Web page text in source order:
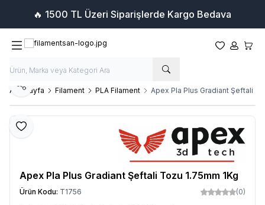
🔥 1500 TL Üzeri Siparişlerde Kargo Bedava
Favorilerim
Hesabım
Ana Sayfa Filament PLA Filament Apex Pla Plus Gradiant Şeftali
Favoriye Ekle
Paylaş
Apex Pla Plus Gradiant Şeftali Tozu 1.75mm 1Kg
Ürün Kodu: T1756 (0)